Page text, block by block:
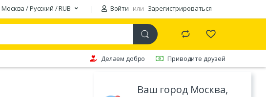
Москва / Русский / RUB Войти или Зарегистрироваться
Ваш город Москва,
Делаем добро Приводите друзей